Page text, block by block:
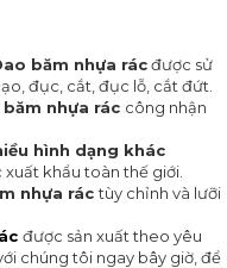
băm nhựa rácđược sử
đục, cắt, đục lỗ, cắt đứt.
băm nhựa rác công nhận
hình dạng khác
khẩu toàn thế giới.
nhựa ráctùy chỉnh và lưỡi
được sản xuất theo yêu
chúng tôi ngay bây giờ, để